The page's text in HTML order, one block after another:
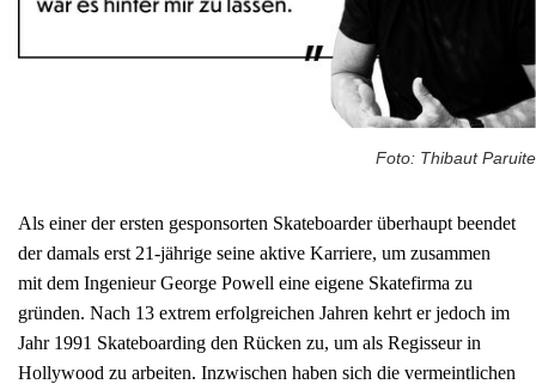
Foto: Thibaut Paruite
Als einer der ersten gesponsorten Skateboarder überhaupt beendet
der damals erst 21-jährige seine aktive Karriere, um zusammen
mit dem Ingenieur George Powell eine eigene Skatefirma zu
gründen. Nach 13 extrem erfolgreichen Jahren kehrt er jedoch im
Jahr 1991 Skateboarding den Rücken zu, um als Regisseur in
Hollywood zu arbeiten. Inzwischen haben sich die vermeintlichen